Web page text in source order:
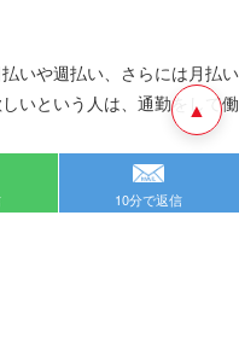
いや週払い、さらには月払い
いという人は、通勤をして働
がほとんど
▲
10分で返信